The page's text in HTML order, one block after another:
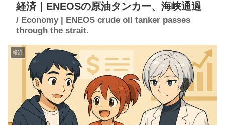
経済｜ENEOSの原油タンカー、海峡通過
/ Economy | ENEOS crude oil tanker passes
through the strait.
経済